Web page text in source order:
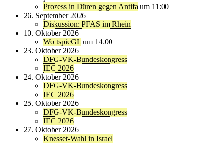
Prozess in Düren gegen Antifa um 11:00
26. September 2026
Diskussion: PFAS im Rhein
10. Oktober 2026
WortspieGL um 14:00
23. Oktober 2026
DFG-VK-Bundeskongress
IEC 2026
24. Oktober 2026
DFG-VK-Bundeskongress
IEC 2026
25. Oktober 2026
DFG-VK-Bundeskongress
IEC 2026
27. Oktober 2026
Knesset-Wahl in Israel